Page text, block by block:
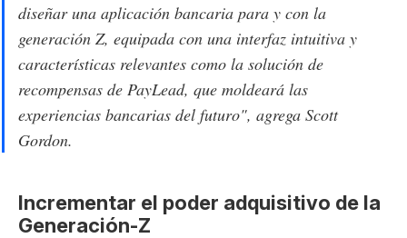
diseñar una aplicación bancaria para y con la
generación Z, equipada con una interfaz intuitiva y
características relevantes como la solución de
recompensas de PayLead, que moldeará las
experiencias bancarias del futuro", agrega Scott
Gordon.
Incrementar el poder adquisitivo de la
Generación-Z